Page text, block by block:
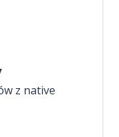
z native